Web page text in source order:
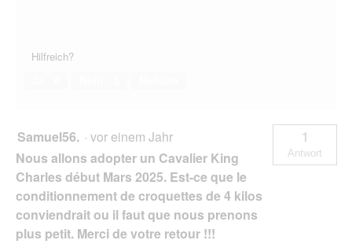
Hilfreich?
Samuel56. · vor einem Jahr
Nous allons adopter un Cavalier King
Charles début Mars 2025. Est-ce que le
conditionnement de croquettes de 4 kilos
conviendrait ou il faut que nous prenons
plus petit. Merci de votre retour !!!
1
Antwort